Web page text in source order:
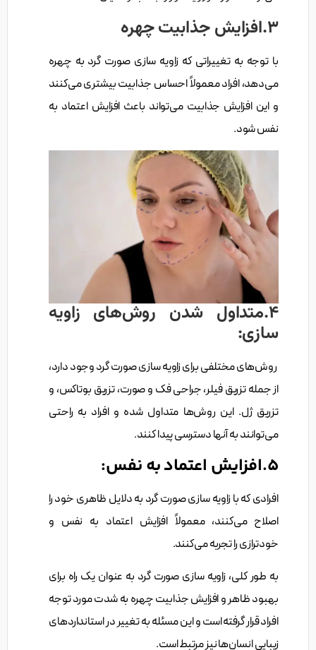
3.افزایش جذابیت چهره
با توجه به تغییراتی که زاویه سازی صورت گرد به چهره
می‌دهد، افراد معمولاً احساس جذابیت بیشتری می‌کنند
و این افزایش جذابیت می‌تواند باعث افزایش اعتماد به
نفس شود.
4.متداول شدن روش‌های زاویه
سازی:
روش‌های مختلفی برای زاویه سازی صورت گرد وجود دارد،
از جمله تزریق فیلر، جراحی فک و صورت، تزریق بوتاکس، و
تزریق ژل. این روش‌ها متداول شده و افراد به راحتی
می‌توانند به آنها دسترسی پیدا کنند.
5.افزایش اعتماد به نفس:
افرادی که با زاویه سازی صورت گرد به دلایل ظاهری خود را
اصلاح می‌کنند، معمولاً افزایش اعتماد به نفس و
خودترازی را تجربه می‌کنند.
به طور کلی، زاویه سازی صورت گرد به عنوان یک راه برای
بهبود ظاهر و افزایش جذابیت چهره به شدت مورد توجه
افراد قرار گرفته است و این مسئله به تغییر در استانداردهای
زیبایی انسان‌ها نیز مرتبط است.